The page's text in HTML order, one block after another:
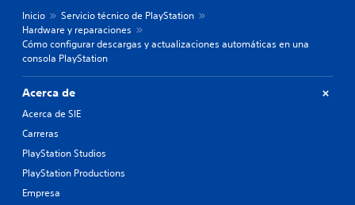
Inicio
Servicio técnico de PlayStation
Hardware y reparaciones
Cómo configurar descargas y actualizaciones automáticas en una
consola PlayStation
Acerca de
Acerca de SIE
Carreras
PlayStation Studios
PlayStation Productions
Empresa